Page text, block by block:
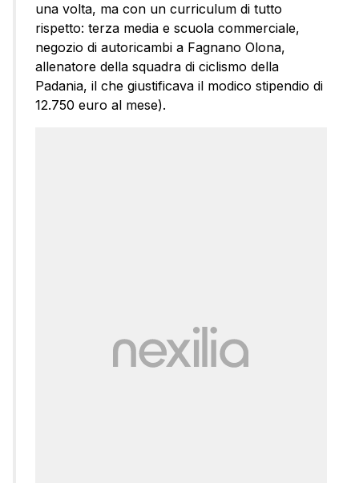
una volta, ma con un curriculum di tutto
rispetto: terza media e scuola commerciale,
negozio di autoricambi a Fagnano Olona,
allenatore della squadra di ciclismo della
Padania, il che giustificava il modico stipendio di
12.750 euro al mese).